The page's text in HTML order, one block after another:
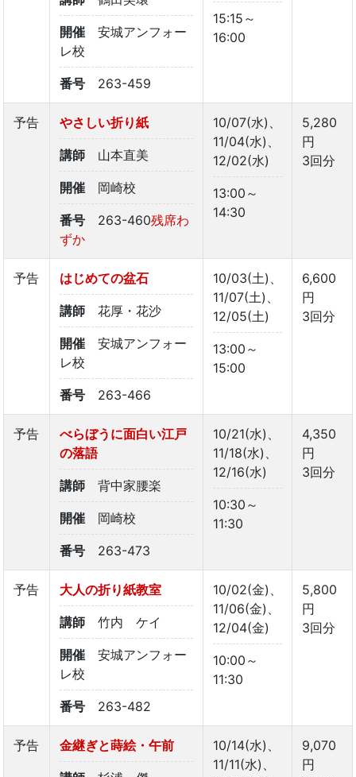
開催
安城アンフォー
レ校
番号 263-459
15:15～
16:00
予告 やさしい折り紙
講師 山本直美
開催 岡崎校
番号 263-460残席わ
ずか
10/07(水)、
11/04(水)、
12/02(水)
13:00～
14:30
5,280
円
3回分
予告 はじめての盆石
講師 花厚・花沙
開催
安城アンフォー
レ校
番号 263-466
10/03(土)、
11/07(土)、
12/05(土)
13:00～
15:00
6,600
円
3回分
予告
べらぼうに面白い江戸
の落語
講師 背中家腰楽
開催 岡崎校
番号 263-473
10/21(水)、
11/18(水)、
12/16(水)
10:30～
11:30
4,350
円
3回分
予告 大人の折り紙教室
講師 竹内 ケイ
開催
安城アンフォー
レ校
番号 263-482
10/02(金)、
11/06(金)、
12/04(金)
10:00～
11:30
5,800
円
3回分
予告 金継ぎと蒔絵・午前
10/14(水)、
11/11(水)、
9,070
円